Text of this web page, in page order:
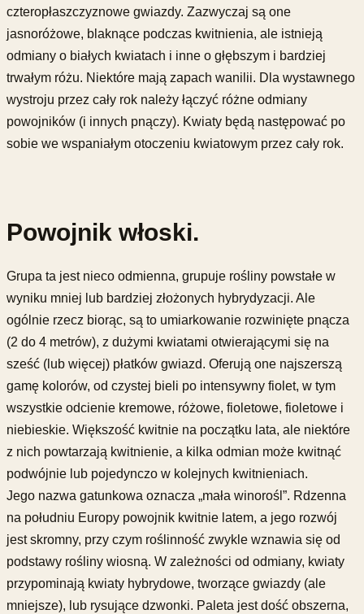
czteropłaszczyznowe gwiazdy. Zazwyczaj są one
jasnoróżowe, blaknące podczas kwitnienia, ale istnieją
odmiany o białych kwiatach i inne o głębszym i bardziej
trwałym różu. Niektóre mają zapach wanilii. Dla wystawnego
wystroju przez cały rok należy łączyć różne odmiany
powojników (i innych pnączy). Kwiaty będą następować po
sobie we wspaniałym otoczeniu kwiatowym przez cały rok.
Powojnik włoski.
Grupa ta jest nieco odmienna, grupuje rośliny powstałe w
wyniku mniej lub bardziej złożonych hybrydyzacji. Ale
ogólnie rzecz biorąc, są to umiarkowanie rozwinięte pnącza
(2 do 4 metrów), z dużymi kwiatami otwierającymi się na
sześć (lub więcej) płatków gwiazd. Oferują one najszerszą
gamę kolorów, od czystej bieli po intensywny fiolet, w tym
wszystkie odcienie kremowe, różowe, fioletowe, fioletowe i
niebieskie. Większość kwitnie na początku lata, ale niektóre
z nich powtarzają kwitnienie, a kilka odmian może kwitnąć
podwójnie lub pojedynczo w kolejnych kwitnieniach.
Jego nazwa gatunkowa oznacza „mała winorośl”. Rdzenna
na południu Europy powojnik kwitnie latem, a jego rozwój
jest skromny, przy czym roślinność zwykle wznawia się od
podstawy rośliny wiosną. W zależności od odmiany, kwiaty
przypominają kwiaty hybrydowe, tworzące gwiazdy (ale
mniejsze), lub rysujące dzwonki. Paleta jest dość obszerna,